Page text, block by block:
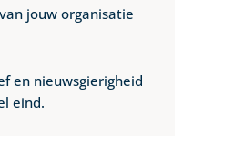
jouw organisatie
en nieuwsgierigheid
eind.